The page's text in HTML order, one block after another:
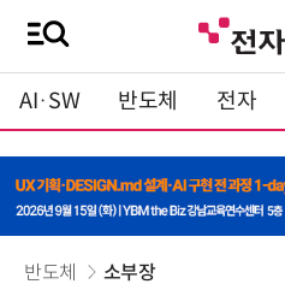
AI·SW 반도체 전자
반도체 소부장